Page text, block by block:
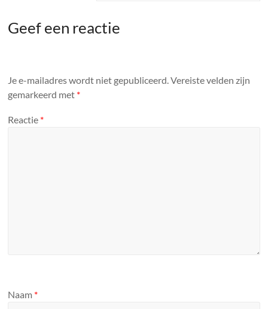
Geef een reactie
Je e-mailadres wordt niet gepubliceerd.Vereiste velden zijn
gemarkeerd met *
Reactie *
Naam *